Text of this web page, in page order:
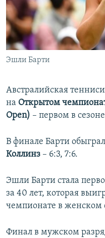
ПОБЕДИТЕЛЕЙ НЕ СУДЯТ?
КРЫМ.НЕПОКОРЕННЫЙ
ELIFBE
УКРАИНСКАЯ ПРОБЛЕМА
ПРИСОЕДИНЯЙТЕСЬ!
Эшли Барти
Австралийская
на Открытом
Open) – первом в
В финале Барти
Коллинз – 6:3, 7:6.
Эшли Барти стала
за 40 лет, которая
чемпионате в женском
Финал в мужском